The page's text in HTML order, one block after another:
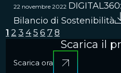
22 novembre 2022
Bilancio di Sostenibilità
1 2 3 45 6 78
Scarica il
Scarica ora